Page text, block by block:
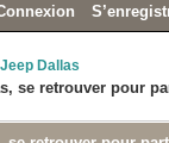
Dallas
se retrouver pour